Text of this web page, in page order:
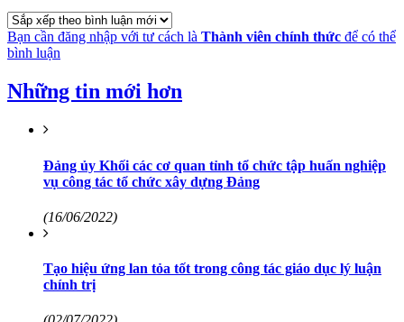
Bạn cần đăng nhập với tư cách là Thành viên chính thức để có thể
bình luận
Những tin mới hơn
Đảng ủy Khối các cơ quan tỉnh tổ chức tập huấn nghiệp
vụ công tác tổ chức xây dựng Đảng
(16/06/2022)
Tạo hiệu ứng lan tỏa tốt trong công tác giáo dục lý luận
chính trị